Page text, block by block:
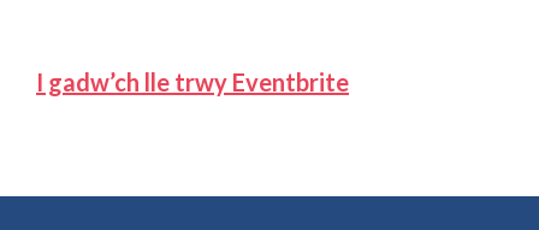
I gadw’ch lle trwy Eventbrite